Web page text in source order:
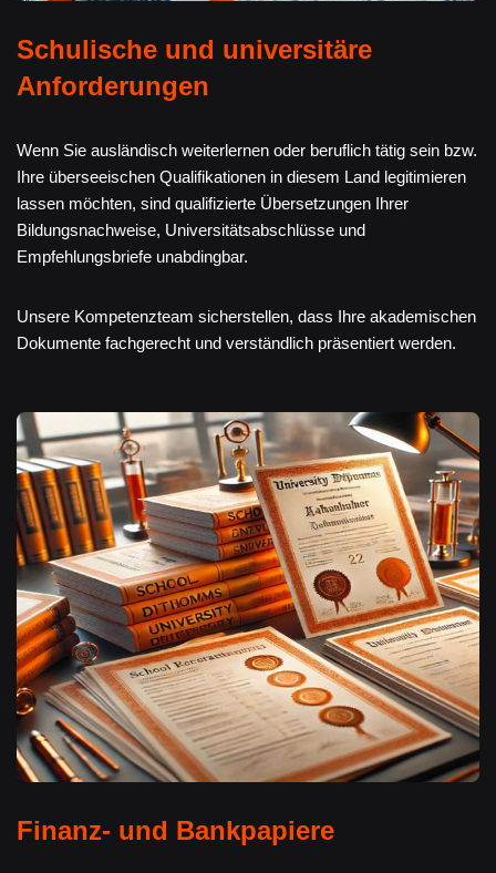
Schulische und universitäre
Anforderungen
Wenn Sie ausländisch weiterlernen oder beruflich tätig sein bzw.
Ihre überseeischen Qualifikationen in diesem Land legitimieren
lassen möchten, sind qualifizierte Übersetzungen Ihrer
Bildungsnachweise, Universitätsabschlüsse und
Empfehlungsbriefe unabdingbar.
Unsere Kompetenzteam sicherstellen, dass Ihre akademischen
Dokumente fachgerecht und verständlich präsentiert werden.
Finanz- und Bankpapiere